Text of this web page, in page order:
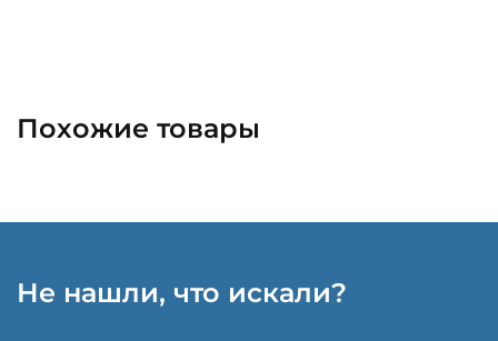
Похожие товары
Не нашли, что искали?